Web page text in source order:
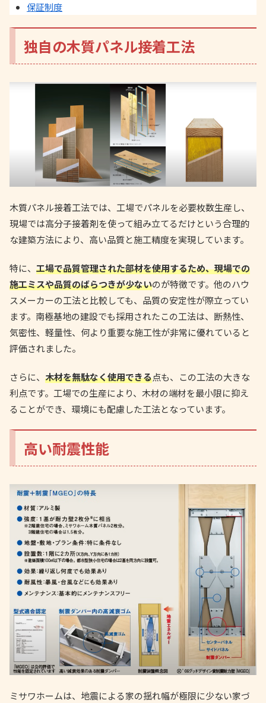
保証制度
独自の木質パネル接着工法
木質パネル接着工法では、工場でパネルを必要枚数生産し、
現場では高分子接着剤を使って組み立てるだけという合理的
な建築方法により、高い品質と施工精度を実現しています。
特に、 工場で品質管理された部材を使用するため、現場での
施工ミスや品質のばらつきが少ないのが特徴です。他のハウ
スメーカーの工法と比較しても、品質の安定性が際立ってい
ます。南極基地の建設でも採用されたこの工法は、断熱性、
気密性、軽量性、何より重要な施工性が非常に優れていると
評価されました。
さらに、 木材を無駄なく使用できる点も、この工法の大きな
利点です。工場での生産により、木材の端材を最小限に抑え
ることができ、環境にも配慮した工法となっています。
高い耐震性能
ミサワホームは、地震による家の揺れ幅が極限に少ない家づ